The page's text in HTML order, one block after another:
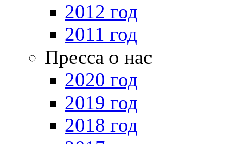
2012 год
2011 год
Пресса о нас
2020 год
2019 год
2018 год